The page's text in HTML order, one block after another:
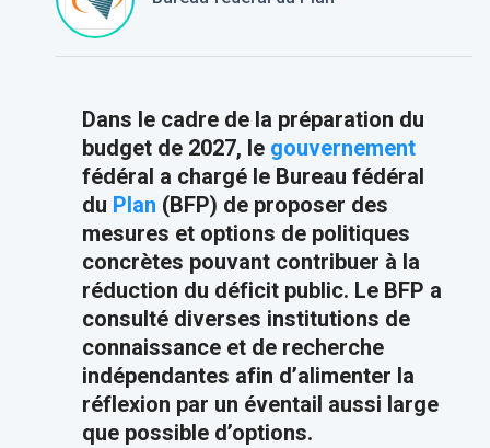
Dans le cadre de la préparation du
budget de 2027, le gouvernement
fédéral a chargé le Bureau fédéral
du Plan (BFP) de proposer des
mesures et options de politiques
concrètes pouvant contribuer à la
réduction du déficit public. Le BFP a
consulté diverses institutions de
connaissance et de recherche
indépendantes afin d’alimenter la
réflexion par un éventail aussi large
que possible d’options.